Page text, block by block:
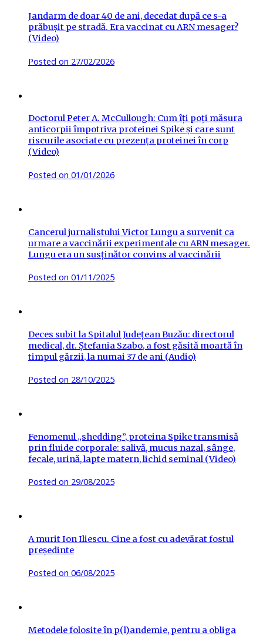
Jandarm de doar 40 de ani, decedat după ce s-a
prăbușit pe stradă. Era vaccinat cu ARN mesager?
(Video)
Posted on 27/02/2026
Doctorul Peter A. McCullough: Cum îți poți măsura
anticorpii împotriva proteinei Spike și care sunt
riscurile asociate cu prezența proteinei în corp
(Video)
Posted on 01/01/2026
Cancerul jurnalistului Victor Lungu a survenit ca
urmare a vaccinării experimentale cu ARN mesager.
Lungu era un susținător convins al vaccinării
Posted on 01/11/2025
Deces subit la Spitalul Județean Buzău: directorul
medical, dr. Ștefania Szabo, a fost găsită moartă în
timpul gărzii, la numai 37 de ani (Audio)
Posted on 28/10/2025
Fenomenul „shedding”, proteina Spike transmisă
prin fluide corporale: salivă, mucus nazal, sânge,
fecale, urină, lapte matern, lichid seminal (Video)
Posted on 29/08/2025
A murit Ion Iliescu. Cine a fost cu adevărat fostul
președinte
Posted on 06/08/2025
Metodele folosite în p(l)andemie, pentru a obliga